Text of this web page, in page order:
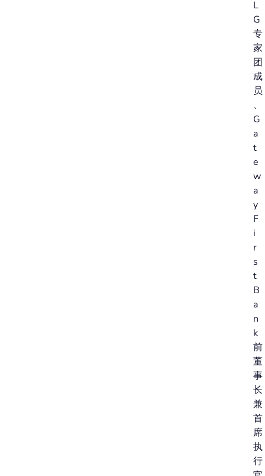
L
G
专
家
团
成
员
、
G
a
t
e
w
a
y
F
i
r
s
t
B
a
n
k
前
董
事
长
兼
首
席
执
行